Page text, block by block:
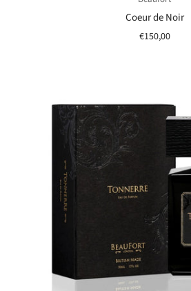
Coeur de Noir
€150,00